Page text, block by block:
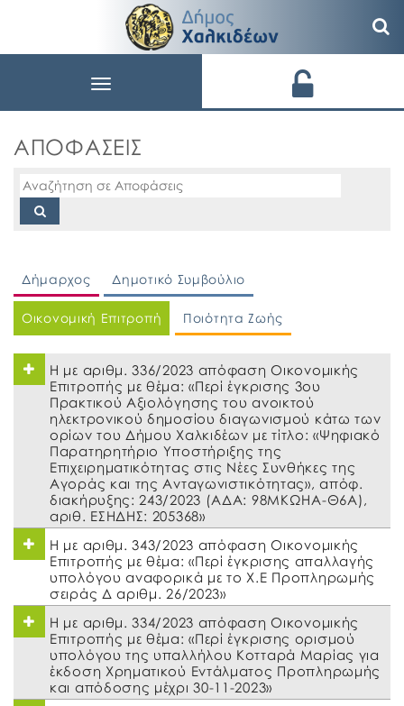
Toggle
ΑΠΟΦΑΣΕΙΣ
Δήμαρχος Δημοτικό Συμβούλιο
Οικονομική Επιτροπή Ποιότητα Ζωής
Η με αριθμ. 336/2023 απόφαση Οικονομικής
Επιτροπής με θέμα: «Περί έγκρισης 3ου
Πρακτικού Αξιολόγησης του ανοικτού
ηλεκτρονικού δημοσίου διαγωνισμού κάτω των
ορίων του Δήμου Χαλκιδέων με τίτλο: «Ψηφιακό
Παρατηρητήριο Υποστήριξης της
Επιχειρηματικότητας στις Νέες Συνθήκες της
Αγοράς και της Ανταγωνιστικότητας», απόφ.
διακήρυξης: 243/2023 (ΑΔΑ: 98ΜΚΩΗΑ-Θ6Α),
αριθ. ΕΣΗΔΗΣ: 205368»
Η με αριθμ. 343/2023 απόφαση Οικονομικής
Επιτροπής με θέμα: «Περί έγκρισης απαλλαγής
υπολόγου αναφορικά με το Χ.Ε Προπληρωμής
σειράς Δ αριθμ. 26/2023»
Η με αριθμ. 334/2023 απόφαση Οικονομικής
Επιτροπής με θέμα: «Περί έγκρισης ορισμού
υπολόγου της υπαλλήλου Κοτταρά Μαρίας για
έκδοση Χρηματικού Εντάλματος Προπληρωμής
και απόδοσης μέχρι 30-11-2023»